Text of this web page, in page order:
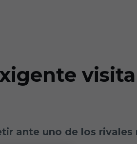
ante uno de los rivales